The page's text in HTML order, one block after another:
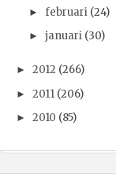
► februari (24)
► januari (30)
► 2012 (266)
► 2011 (206)
► 2010 (85)